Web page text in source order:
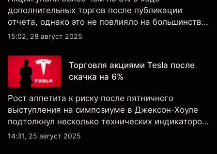
дополнительных торгов после публикации
отчета, однако это не повлияло на большинство
ключевых технических индикаторов, а
крайне оптимистичными.
15:02, 28 август 2025
Торговля акциями Tesla после
скачка на 6%
Рост аппетита к риску после пятничного
выступления на симпозиуме в Джексон-Хоуле
подтолкнул несколько технических индикаторов
по акциям Tesla к положительным значениям,
14:31, 25 август 2025